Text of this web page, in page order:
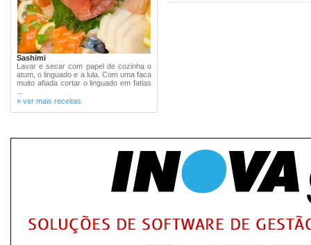
Sashimi
Lavar e secar com papel de cozinha o
atum, o linguado e a lula. Com uma faca
muito afiada cortar o linguado em fatias
» ver mais receitas